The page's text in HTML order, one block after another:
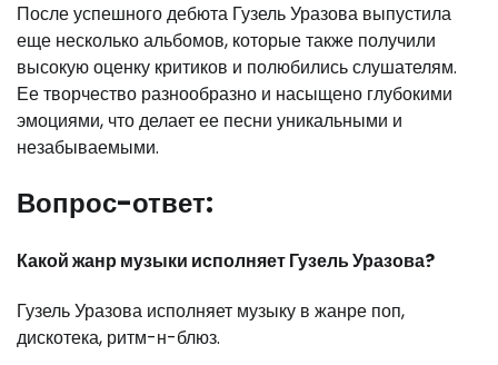
После успешного дебюта Гузель Уразова выпустила
еще несколько альбомов, которые также получили
высокую оценку критиков и полюбились слушателям.
Ее творчество разнообразно и насыщено глубокими
эмоциями, что делает ее песни уникальными и
незабываемыми.
Вопрос-ответ:
Какой жанр музыки исполняет Гузель Уразова?
Гузель Уразова исполняет музыку в жанре поп,
дискотека, ритм-н-блюз.